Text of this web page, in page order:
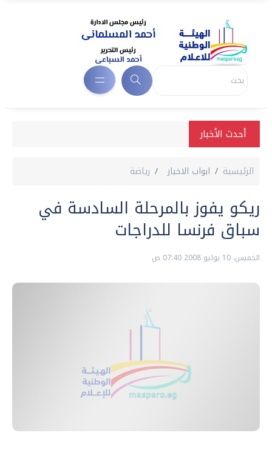
أحدث الأخبار
الرئيسية ابواب الاخبار رياضة
ريكو يفوز بالمرحلة السادسة في
سباق فرنسا للدراجات
الخميس، 10 يوليو 2008 07:40 ص